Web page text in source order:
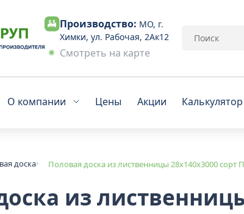
Производство: МО, г.
Химки, ул. Рабочая, 2Ак12
Смотреть на карте
О компании Цены Акции Калькулятор
доска Половая доска из лиственницы 28x140x3000 сорт
из